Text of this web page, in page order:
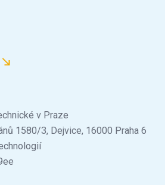
v Praze
1580/3, Dejvice, 16000 Praha 6